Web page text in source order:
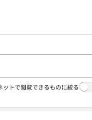
ットで閲覧できるものに絞る